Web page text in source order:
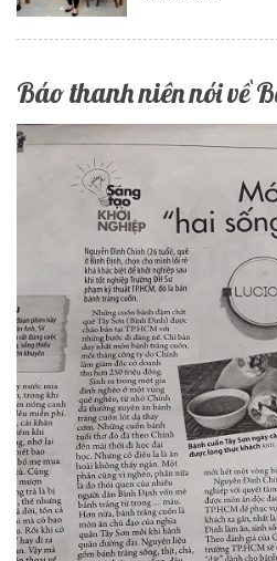
Báo thanh niên nói về